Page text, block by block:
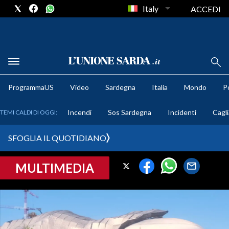
METEO
CRONACA SARDEGNA
PROVINCIA DI CAGLIARI
SULCIS IGLESIENTE
Italy ACCEDI
ProgrammaUS Video Sardegna Italia Mondo
TEMI CALDI DI OGGI: Incendi Sos Sardegna Incidenti
SFOGLIA IL QUOTIDIANO
MULTIMEDIA